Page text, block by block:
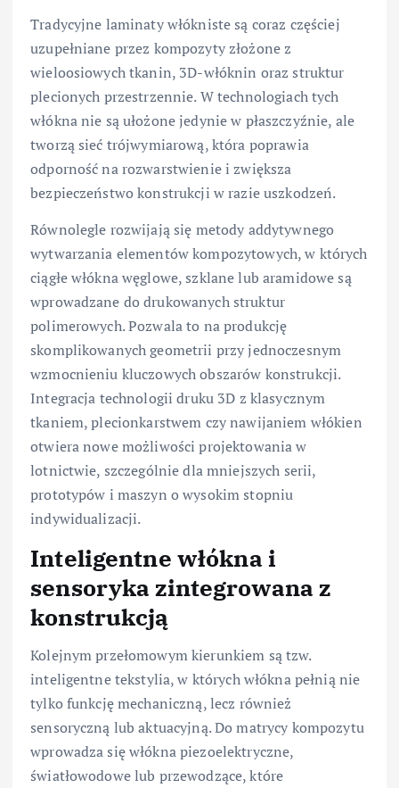
Tradycyjne laminaty włókniste są coraz częściej
uzupełniane przez kompozyty złożone z
wieloosiowych tkanin, 3D-włóknin oraz struktur
plecionych przestrzennie. W technologiach tych
włókna nie są ułożone jedynie w płaszczyźnie, ale
tworzą sieć trójwymiarową, która poprawia
odporność na rozwarstwienie i zwiększa
bezpieczeństwo konstrukcji w razie uszkodzeń.
Równolegle rozwijają się metody addytywnego
wytwarzania elementów kompozytowych, w których
ciągłe włókna węglowe, szklane lub aramidowe są
wprowadzane do drukowanych struktur
polimerowych. Pozwala to na produkcję
skomplikowanych geometrii przy jednoczesnym
wzmocnieniu kluczowych obszarów konstrukcji.
Integracja technologii druku 3D z klasycznym
tkaniem, plecionkarstwem czy nawijaniem włókien
otwiera nowe możliwości projektowania w
lotnictwie, szczególnie dla mniejszych serii,
prototypów i maszyn o wysokim stopniu
indywidualizacji.
Inteligentne włókna i
sensoryka zintegrowana z
konstrukcją
Kolejnym przełomowym kierunkiem są tzw.
inteligentne tekstylia, w których włókna pełnią nie
tylko funkcję mechaniczną, lecz również
sensoryczną lub aktuacyjną. Do matrycy kompozytu
wprowadza się włókna piezoelektryczne,
światłowodowe lub przewodzące, które